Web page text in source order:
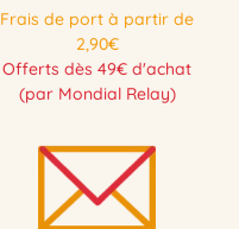
Frais de port à partir de
2,90€
Offerts dès 49€ d'achat
(par Mondial Relay)